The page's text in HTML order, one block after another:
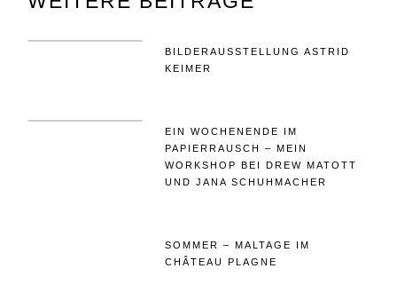
BILDERAUSSTELLUNG ASTRID
KEIMER
EIN WOCHENENDE IM
PAPIERRAUSCH – MEIN
WORKSHOP BEI DREW MATOTT
UND JANA SCHUHMACHER
SOMMER – MALTAGE IM
CHÂTEAU PLAGNE